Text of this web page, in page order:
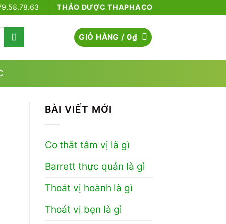
THẢO DƯỢC THAPHACO
GIỎ HÀNG /0₫
BÀI VIẾT MỚI
Co thắt tâm vị là gì
Barrett thực quản là gì
Thoát vị hoành là gì
Thoát vị bẹn là gì